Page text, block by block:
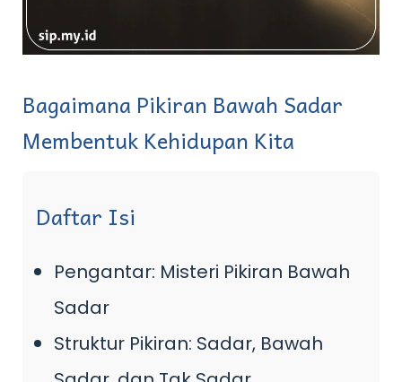
Bagaimana Pikiran Bawah Sadar
Membentuk Kehidupan Kita
Daftar Isi
Pengantar: Misteri Pikiran Bawah
Sadar
Struktur Pikiran: Sadar, Bawah